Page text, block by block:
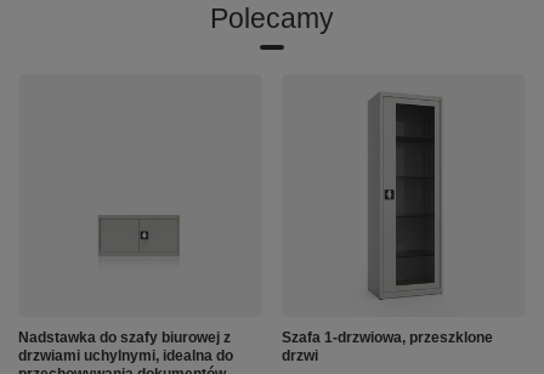
Polecamy
Nadstawka do szafy biurowej z
drzwiami uchylnymi, idealna do
Szafa 1-drzwiowa, przeszklone
drzwi